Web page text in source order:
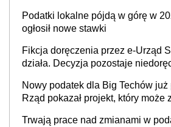
cywilnoprawnej jedynym
Podatki lokalne pójdą w górę w
ogłosił nowe stawki
Fikcja doręczenia przez e-Urząd
działa. Decyzja pozostaje
Nowy podatek dla Big Techów
Rząd pokazał projekt, który może
Trwają prace nad zmianami w